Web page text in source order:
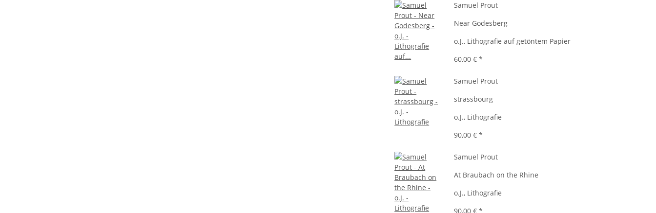
Samuel Prout
Near Godesberg
o.J., Lithografie auf getöntem Papier
60,00 €*
Samuel Prout
strassbourg
o.J., Lithografie
90,00 €*
Samuel Prout
At Braubach on the Rhine
o.J., Lithografie
90,00 €*